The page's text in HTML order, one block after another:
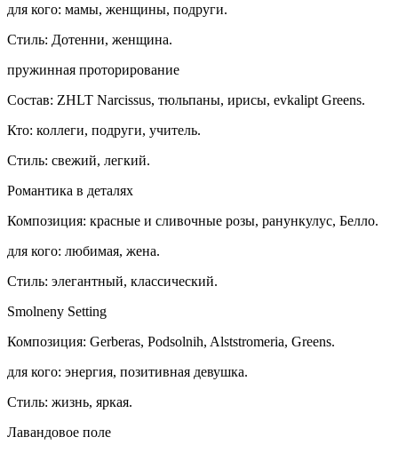
для кого: мамы, женщины, подруги.
Стиль: Дотенни, женщина.
пружинная проторирование
Состав: ZHLT Narcissus, тюльпаны, ирисы, evkalipt Greens.
Кто: коллеги, подруги, учитель.
Стиль: свежий, легкий.
Романтика в деталях
Композиция: красные и сливочные розы, ранункулус, Белло.
для кого: любимая, жена.
Стиль: элегантный, классический.
Smolneny Setting
Композиция: Gerberas, Podsolnih, Alststromeria, Greens.
для кого: энергия, позитивная девушка.
Стиль: жизнь, яркая.
Лавандовое поле